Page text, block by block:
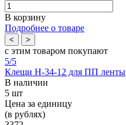
В корзину
Подробнее о товаре
< >
с этим товаром покупают
5/5
Клещи Н-34-12 для ПП ленты
В наличии
5 шт
Цена за единицу
(в рублях)